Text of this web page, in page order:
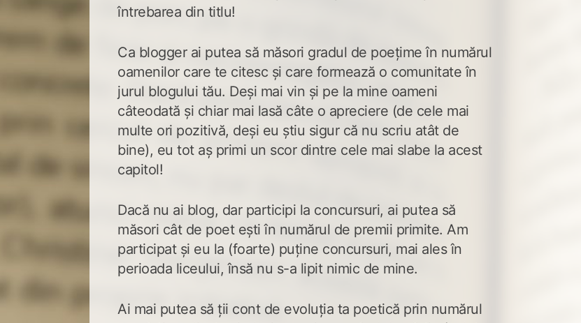
întrebarea din titlu!
Ca blogger ai putea să măsori gradul de poețime în numărul
oamenilor care te citesc și care formează o comunitate în
jurul blogului tău. Deși mai vin și pe la mine oameni
câteodată și chiar mai lasă câte o apreciere (de cele mai
multe ori pozitivă, deși eu știu sigur că nu scriu atât de
bine), eu tot aș primi un scor dintre cele mai slabe la acest
capitol!
Dacă nu ai blog, dar participi la concursuri, ai putea să
măsori cât de poet ești în numărul de premii primite. Am
participat și eu la (foarte) puține concursuri, mai ales în
perioada liceului, însă nu s-a lipit nimic de mine.
Ai mai putea să ții cont de evoluția ta poetică prin numărul